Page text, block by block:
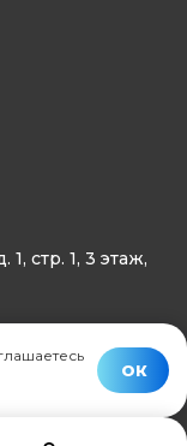
стр. 1, 3 этаж,
техники,
ОК